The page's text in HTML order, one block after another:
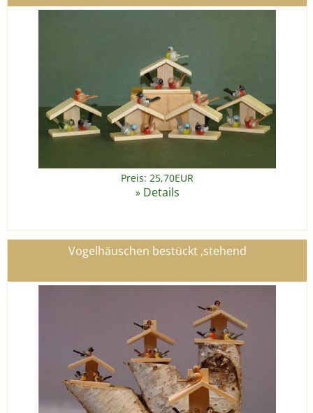
Preis: 25,70EUR
» Details
Vogelhäuschen bestückt ,stehend